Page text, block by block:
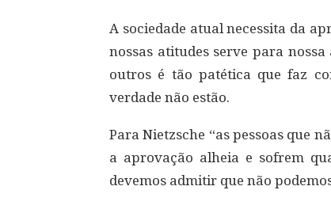
A sociedade atual necessita da
nossas atitudes serve para
outros é tão patética que faz
verdade não estão.
Para Nietzsche “as pessoas que
a aprovação alheia e sofrem
devemos admitir que não